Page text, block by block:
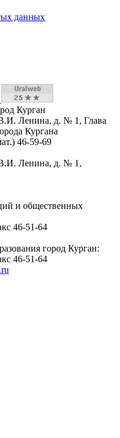
данных
Курган
Ленина, д. № 1, Глава
Кургана
46-59-69
В.И. Ленина, д. № 1,
и общественных
46-51-64
город Курган:
46-51-64